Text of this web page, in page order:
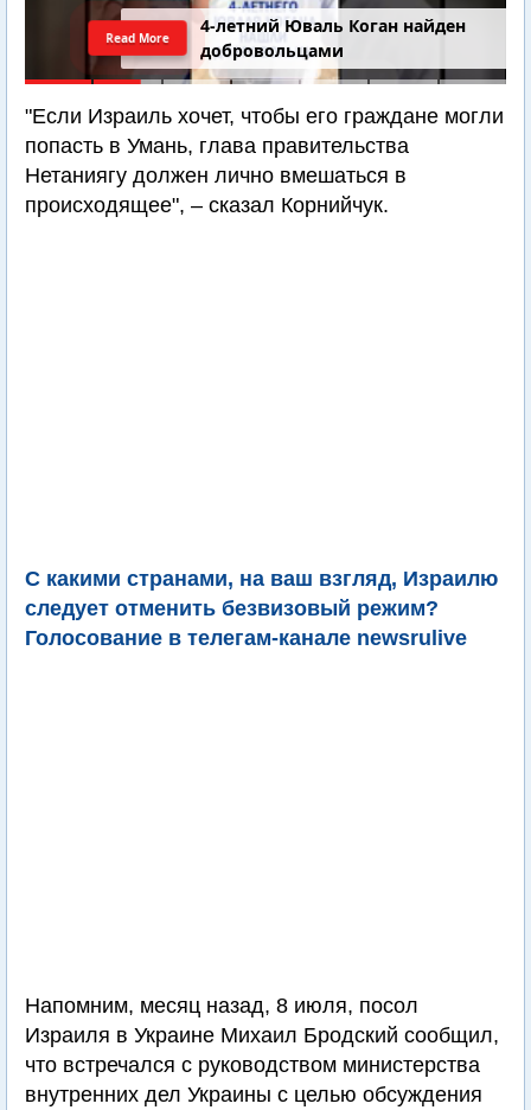
4-летний Юваль Коган найден
добровольцами
Read More
"Если Израиль хочет, чтобы его граждане могли
попасть в Умань, глава правительства
Нетаниягу должен лично вмешаться в
происходящее", – сказал Корнийчук.
С какими странами, на ваш взгляд, Израилю
следует отменить безвизовый режим?
Голосование в телегам-канале newsrulive
Напомним, месяц назад, 8 июля, посол
Израиля в Украине Михаил Бродский сообщил,
что встречался с руководством министерства
внутренних дел Украины с целью обсуждения